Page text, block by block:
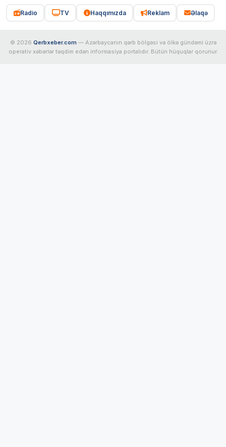
Radio TV Haqqımızda Reklam Əlaqə
© 2026 Qerbxeber.com — Azərbaycanın qərb bölgəsi və ölkə gündəmi üzrə
operativ xəbərlər təqdim edən informasiya portalıdır. Bütün hüquqlar qorunur.